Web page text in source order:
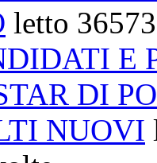
letto
E
DI
NUOVI